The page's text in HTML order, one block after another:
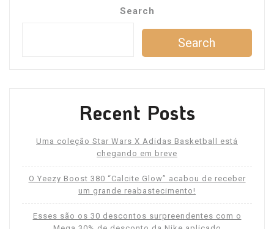
Search
Search
Recent Posts
Uma coleção Star Wars X Adidas Basketball está
chegando em breve
O Yeezy Boost 380 “Calcite Glow” acabou de receber
um grande reabastecimento!
Esses são os 30 descontos surpreendentes com o